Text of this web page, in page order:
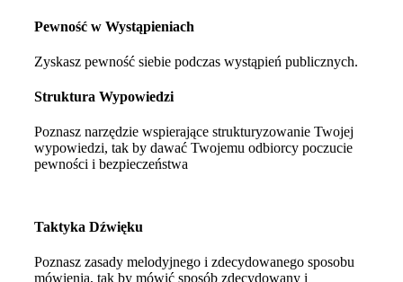
Pewność w Wystąpieniach
Zyskasz pewność siebie podczas wystąpień publicznych.
Struktura Wypowiedzi
Poznasz narzędzie wspierające strukturyzowanie Twojej
wypowiedzi, tak by dawać Twojemu odbiorcy poczucie
pewności i bezpieczeństwa
Taktyka Dźwięku
Poznasz zasady melodyjnego i zdecydowanego sposobu
mówienia, tak by mówić sposób zdecydowany i